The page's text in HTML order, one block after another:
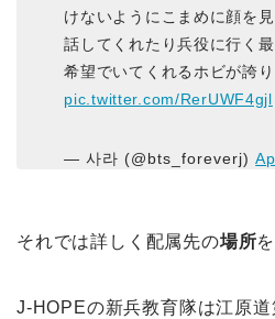
けないようにこまめに顔を
話してくれたり兵役に行く
希望でいてくれるホビが誇り
pic.twitter.com/RerUWF4gjl
— 사라 (@bts_foreverj)
それでは詳しく配属先の場所
J-HOPEの新兵教育隊は江原